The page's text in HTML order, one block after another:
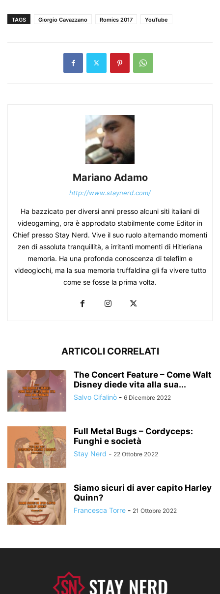
TAGS Giorgio Cavazzano Romics 2017 YouTube
Mariano Adamo
http://www.staynerd.com/
Ha bazzicato per diversi anni presso alcuni siti italiani di
videogaming, ora è approdato stabilmente come Editor in
Chief presso Stay Nerd. Vive il suo ruolo alternando momenti
zen di assoluta tranquillità, a irritanti momenti di Hitleriana
memoria. Ha una profonda conoscenza di telefilm e
videogiochi, ma la sua memoria truffaldina gli fa vivere tutto
come se fosse la prima volta.
ARTICOLI CORRELATI
The Concert Feature – Come Walt
Disney diede vita alla sua...
Salvo Cifalinò - 6 Dicembre 2022
Full Metal Bugs – Cordyceps:
Funghi e società
Stay Nerd - 22 Ottobre 2022
Siamo sicuri di aver capito Harley
Quinn?
Francesca Torre - 21 Ottobre 2022